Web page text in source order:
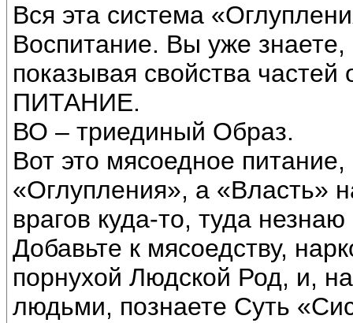
Вся эта система
Воспитание. Вы уже знаете,
показывая свойства
ПИТАНИЕ.
ВО – триединый Образ.
Вот это мясоедное
«Оглупления», а «Власть»
врагов куда-то, туда незнаю
Добавьте к мясоедству,
порнухой Людской Род, и,
людьми, познаете Суть